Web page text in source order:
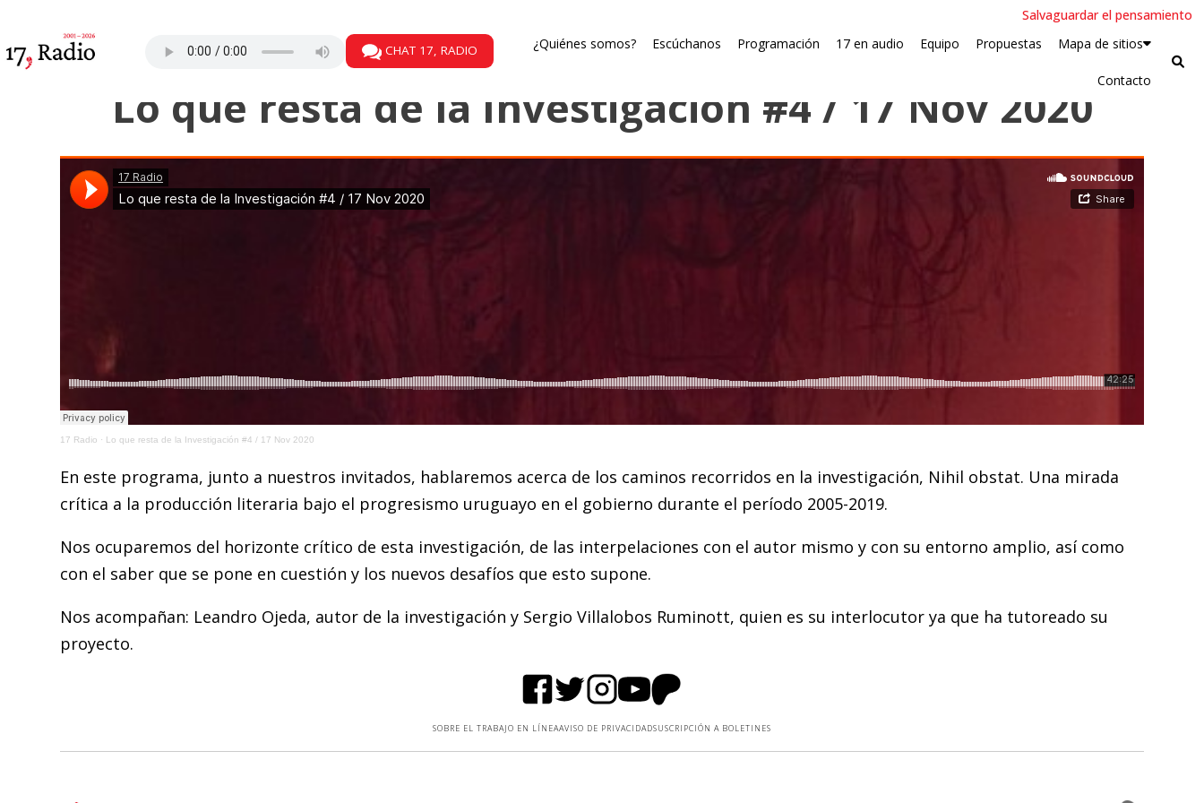
CHAT 17, RADIO
Salvaguardar el pensamiento
¿Quiénes somos?
Escúchanos Programación 17 en audio Equipo Propuestas Mapa de sitios
Contacto
Lo que resta de la Investigación #4 / 17 Nov 2020
17 Radio · Lo que resta de la Investigación #4 / 17 Nov 2020
En este programa, junto a nuestros invitados, hablaremos acerca de los caminos recorridos en la investigación, Nihil obstat. Una mirada
crítica a la producción literaria bajo el progresismo uruguayo en el gobierno durante el período 2005-2019.
Nos ocuparemos del horizonte crítico de esta investigación, de las interpelaciones con el autor mismo y con su entorno amplio, así como
con el saber que se pone en cuestión y los nuevos desafíos que esto supone.
Nos acompañan: Leandro Ojeda, autor de la investigación y Sergio Villalobos Ruminott, quien es su interlocutor ya que ha tutoreado su
proyecto.
SOBRE EL TRABAJO EN LÍNEAAVISO DE PRIVACIDADSUSCRIPCIÓN A BOLETINES